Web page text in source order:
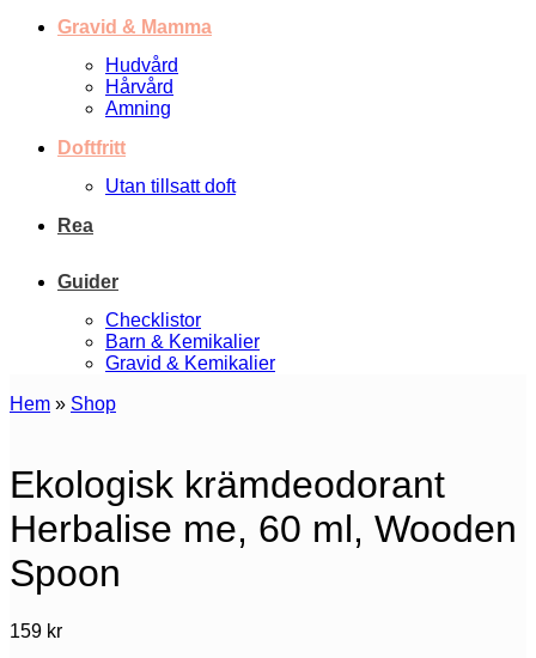
Gravid & Mamma
Hudvård
Hårvård
Amning
Doftfritt
Utan tillsatt doft
Rea
Guider
Checklistor
Barn & Kemikalier
Gravid & Kemikalier
Hem » Shop
Ekologisk krämdeodorant
Herbalise me, 60 ml, Wooden
Spoon
159 kr